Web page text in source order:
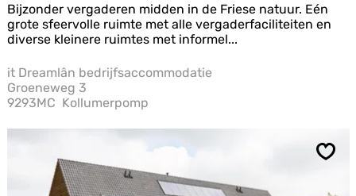
i
t
D
e
a
m
â
Bijzonder vergaderen midden in de Friese natuur. Eén
grote sfeervolle ruimte met alle vergaderfaciliteiten en
diverse kleinere ruimtes met informel...
it Dreamlân bedrijfsaccommodatie
Groeneweg 3
9293MC Kollumerpomp